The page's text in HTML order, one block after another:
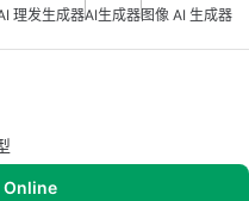
理发生成器AI生成器图像 AI 生成器
Online